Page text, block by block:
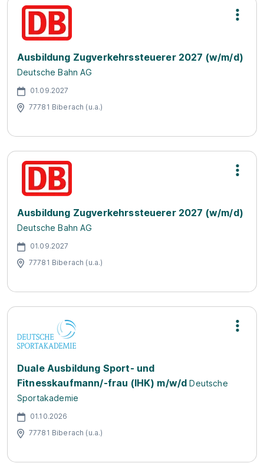
Ausbildung Zugverkehrssteuerer 2027 (w/m/d)
Deutsche Bahn AG
01.09.2027
77781 Biberach (u.a.)
Ausbildung Zugverkehrssteuerer 2027 (w/m/d)
Deutsche Bahn AG
01.09.2027
77781 Biberach (u.a.)
Duale Ausbildung Sport- und
Fitnesskaufmann/-frau (IHK) m/w/d Deutsche
Sportakademie
01.10.2026
77781 Biberach (u.a.)